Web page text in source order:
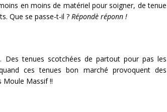
en moins de matériel pour soigner, de tenue
Que se passe-t-il ? Répondè réponn !
Des tenues scotchées de partout pour pas les
ces tenues bon marché provoquent des
Moule Massif !!